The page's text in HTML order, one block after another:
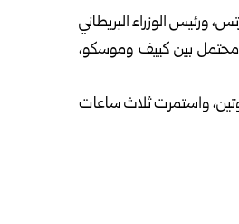
ورئيس الوزراء البريطاني
محتمل بين كييف وموسكو،
واستمرت ثلاث ساعات